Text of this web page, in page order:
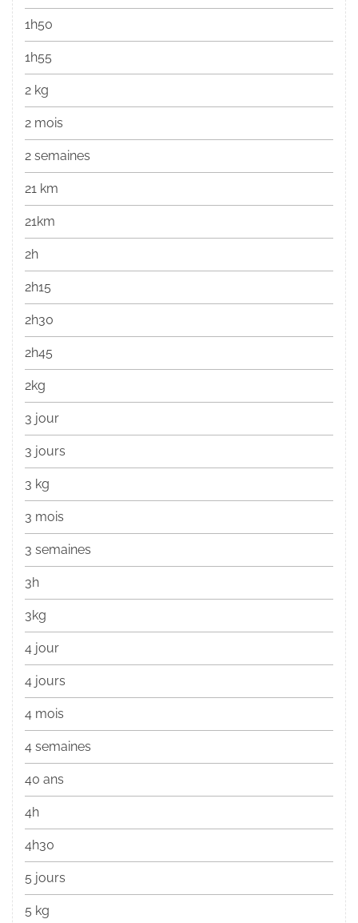
1h50
1h55
2 kg
2 mois
2 semaines
21 km
21km
2h
2h15
2h30
2h45
2kg
3 jour
3 jours
3 kg
3 mois
3 semaines
3h
3kg
4 jour
4 jours
4 mois
4 semaines
40 ans
4h
4h30
5 jours
5 kg